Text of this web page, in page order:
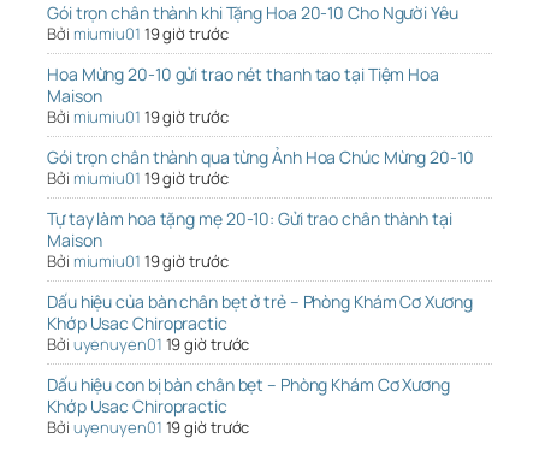
Gói trọn chân thành khi Tặng Hoa 20-10 Cho Người Yêu
Bởi miumiu01 19 giờ trước
Hoa Mừng 20-10 gửi trao nét thanh tao tại Tiệm Hoa
Maison
Bởi miumiu01 19 giờ trước
Gói trọn chân thành qua từng Ảnh Hoa Chúc Mừng 20-10
Bởi miumiu01 19 giờ trước
Tự tay làm hoa tặng mẹ 20-10: Gửi trao chân thành tại
Maison
Bởi miumiu01 19 giờ trước
Dấu hiệu của bàn chân bẹt ở trẻ – Phòng Khám Cơ Xương
Khớp Usac Chiropractic
Bởi uyenuyen01 19 giờ trước
Dấu hiệu con bị bàn chân bẹt – Phòng Khám Cơ Xương
Khớp Usac Chiropractic
Bởi uyenuyen01 19 giờ trước